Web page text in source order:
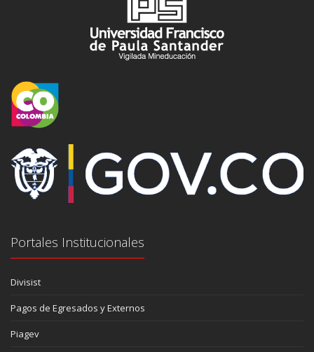
Portales Institucionales
Divisist
Pagos de Egresados y Externos
Piagev